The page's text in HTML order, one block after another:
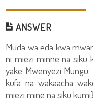
ANSWER
Muda wa eda kwa
ni miezi minne na siku
yake Mwenyezi
kufa na wakaacha
miezi mine na siku